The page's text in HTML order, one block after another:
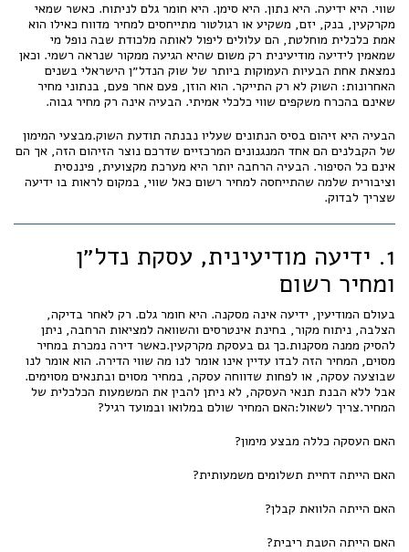
שווי. היא ידיעה. היא נתון. היא סימן. היא חומר גלם לניתוח. כאשר שמאי
מקרקעין, בנק, יזם, משקיע או רגולטור מתייחסים למחיר מדווח כאילו הוא
אמת כלכלית מוחלטת, הם עלולים ליפול לאותה מלכודת שבה נופל מי
שמאמין לידיעה מודיעינית רק משום שהיא הגיעה ממקור שנראה רשמי. וכאן
נמצאת אחת הבעיות העמוקות ביותר של שוק הנדל״ן הישראלי בשנים
האחרונות: השוק לא רק התייקר. הוא הוזן, פעם אחר פעם, בנתוני מחיר
שאינם בהכרח משקפים שווי כלכלי אמיתי. הבעיה אינה רק מחיר גבוה.
הבעיה היא זיהום בסיס הנתונים שעליו נבנתה תודעת השוק.מבצעי המימון
של הקבלנים הם אחד המנגנונים המרכזיים שדרכם נוצר הזיהום הזה, אך הם
אינם כל הסיפור. הבעיה הרחבה יותר היא מערכת מקצועית, פיננסית
וציבורית שלמה שהתייחסה למחיר רשום כאל שווי, במקום לראות בו ידיעה
שצריך לבדוק.
1. ידיעה מודיעינית, עסקת נדל״ן
ומחיר רשום
בעולם המודיעין, ידיעה אינה מסקנה. היא חומר גלם. רק לאחר בדיקה,
הצלבה, ניתוח מקור, בחינת אינטרסים והשוואה למציאות הרחבה, ניתן
להסיק ממנה מסקנות.כך גם בעסקת מקרקעין.כאשר דירה נמכרת במחיר
מסוים, המחיר הזה לבדו עדיין אינו אומר לנו מה שווי הדירה. הוא אומר לנו
שבוצעה עסקה, או לפחות שדווחה עסקה, במחיר מסוים ובתנאים מסוימים.
אבל ללא הבנת תנאי העסקה, לא ניתן להבין את המשמעות הכלכלית של
המחיר.צריך לשאול:האם המחיר שולם במלואו ובמועד רגיל?
האם העסקה כללה מבצע מימון?
האם הייתה דחיית תשלומים משמעותית?
האם הייתה הלוואת קבלן?
האם הייתה הטבת ריבית?